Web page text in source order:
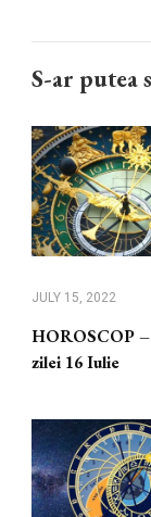
S-ar putea
JULY 15, 2022
HOROSCOP
zilei 16 Iulie